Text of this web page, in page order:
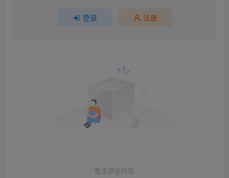
登录 注册
暂无评论内容